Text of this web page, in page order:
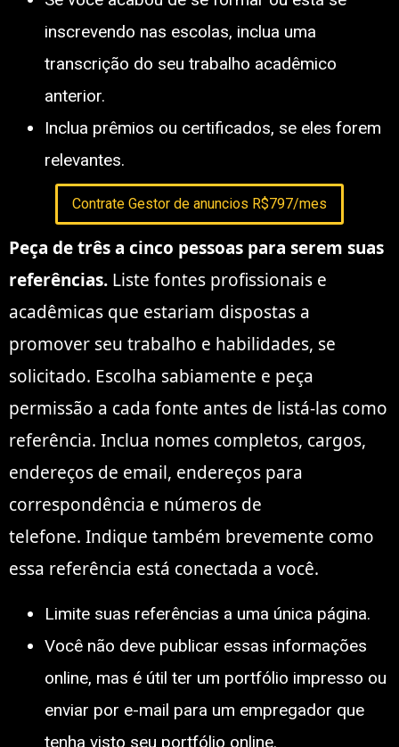
inscrevendo nas escolas, inclua uma
transcrição do seu trabalho acadêmico
anterior.
Inclua prêmios ou certificados, se eles forem
relevantes.
Contrate Gestor de anuncios R$797/mes
Peça de três a cinco pessoas para serem suas
referências. Liste fontes profissionais e
acadêmicas que estariam dispostas a
promover seu trabalho e habilidades, se
solicitado. Escolha sabiamente e peça
permissão a cada fonte antes de listá-las como
referência. Inclua nomes completos, cargos,
endereços de email, endereços para
correspondência e números de
telefone. Indique também brevemente como
essa referência está conectada a você.
Limite suas referências a uma única página.
Você não deve publicar essas informações
online, mas é útil ter um portfólio impresso ou
enviar por e-mail para um empregador que
tenha visto seu portfólio online.